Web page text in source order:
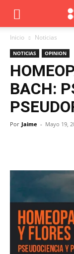
Inicio Noticias
NOTICIAS OPINION
BACH:
Por Jaime - Mayo 19,